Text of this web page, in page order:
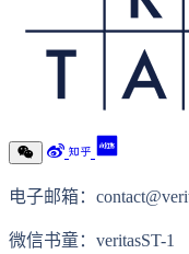
电子邮箱：
微信书童：veritasST-1